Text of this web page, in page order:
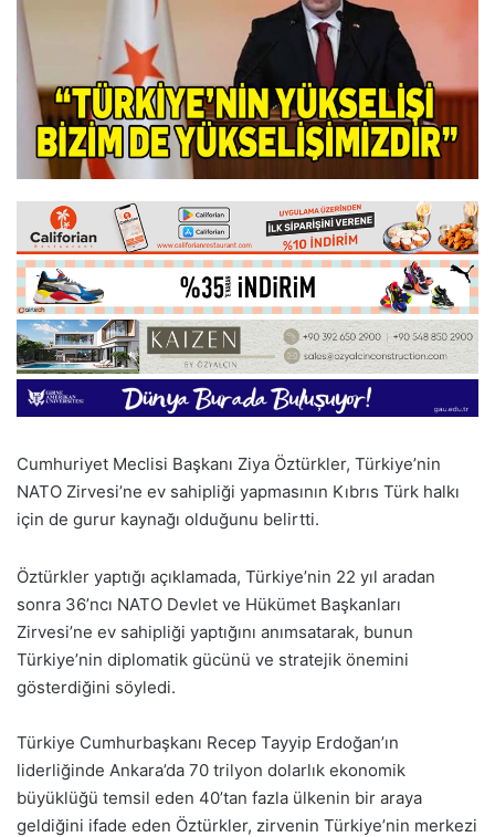
Cumhuriyet Meclisi Başkanı Ziya Öztürkler, Türkiye’nin
NATO Zirvesi’ne ev sahipliği yapmasının Kıbrıs Türk halkı
için de gurur kaynağı olduğunu belirtti.
Öztürkler yaptığı açıklamada, Türkiye’nin 22 yıl aradan
sonra 36’ncı NATO Devlet ve Hükümet Başkanları
Zirvesi’ne ev sahipliği yaptığını anımsatarak, bunun
Türkiye’nin diplomatik gücünü ve stratejik önemini
gösterdiğini söyledi.
Türkiye Cumhurbaşkanı Recep Tayyip Erdoğan’ın
liderliğinde Ankara’da 70 trilyon dolarlık ekonomik
büyüklüğü temsil eden 40’tan fazla ülkenin bir araya
geldiğini ifade eden Öztürkler, zirvenin Türkiye’nin merkezi